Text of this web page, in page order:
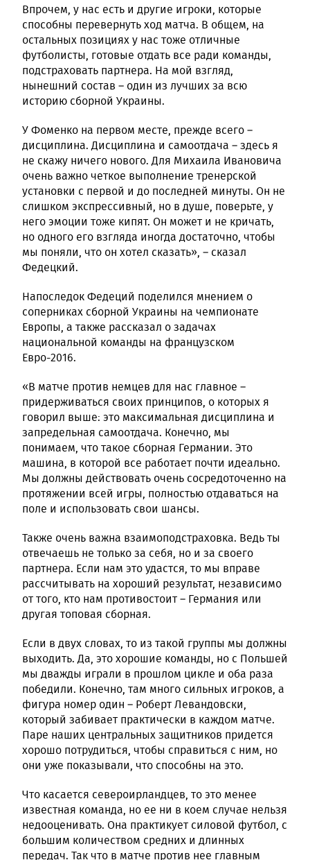
Впрочем, у нас есть и другие игроки, которые
способны перевернуть ход матча. В общем, на
остальных позициях у нас тоже отличные
футболисты, готовые отдать все ради команды,
подстраховать партнера. На мой взгляд,
нынешний состав – один из лучших за всю
историю сборной Украины.
У Фоменко на первом месте, прежде всего –
дисциплина. Дисциплина и самоотдача – здесь я
не скажу ничего нового. Для Михаила Ивановича
очень важно четкое выполнение тренерской
установки с первой и до последней минуты. Он не
слишком экспрессивный, но в душе, поверьте, у
него эмоции тоже кипят. Он может и не кричать,
но одного его взгляда иногда достаточно, чтобы
мы поняли, что он хотел сказать», – сказал
Федецкий.
Напоследок Федеций поделился мнением о
соперниках сборной Украины на чемпионате
Европы, а также рассказал о задачах
национальной команды на французском
Евро-2016.
«В матче против немцев для нас главное –
придерживаться своих принципов, о которых я
говорил выше: это максимальная дисциплина и
запредельная самоотдача. Конечно, мы
понимаем, что такое сборная Германии. Это
машина, в которой все работает почти идеально.
Мы должны действовать очень сосредоточенно на
протяжении всей игры, полностью отдаваться на
поле и использовать свои шансы.
Также очень важна взаимоподстраховка. Ведь ты
отвечаешь не только за себя, но и за своего
партнера. Если нам это удастся, то мы вправе
рассчитывать на хороший результат, независимо
от того, кто нам противостоит – Германия или
другая топовая сборная.
Если в двух словах, то из такой группы мы должны
выходить. Да, это хорошие команды, но с Польшей
мы дважды играли в прошлом цикле и оба раза
победили. Конечно, там много сильных игроков, а
фигура номер один – Роберт Левандовски,
который забивает практически в каждом матче.
Паре наших центральных защитников придется
хорошо потрудиться, чтобы справиться с ним, но
они уже показывали, что способны на это.
Что касается североирландцев, то это менее
известная команда, но ее ни в коем случае нельзя
недооценивать. Она практикует силовой футбол, с
большим количеством средних и длинных
передач. Так что в матче против нее главным